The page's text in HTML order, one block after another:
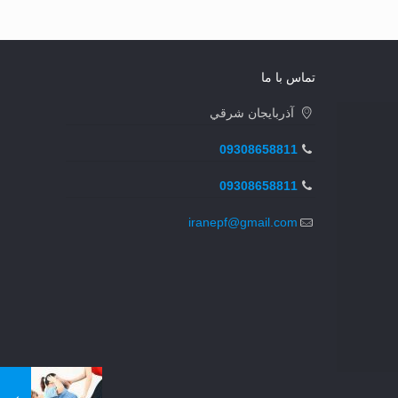
تماس با ما
آذربايجان شرقي
09308658811
09308658811
iranepf@gmail.com